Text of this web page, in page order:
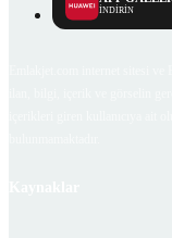
İNDİRİN